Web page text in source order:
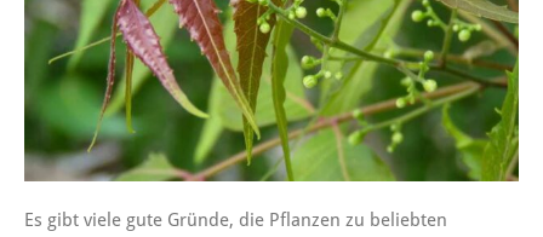
Es gibt viele gute Gründe, die Pflanzen zu beliebten